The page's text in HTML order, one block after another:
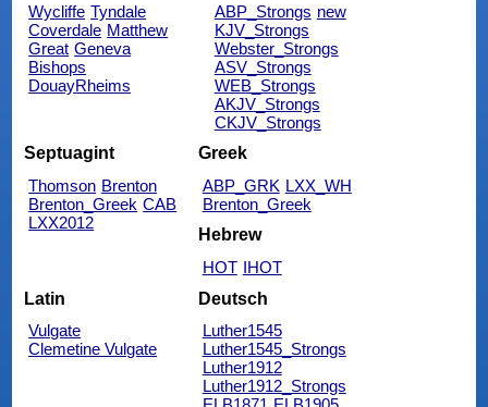
Wycliffe Tyndale
Coverdale Matthew
Great Geneva
Bishops
DouayRheims
ABP_Strongs new
KJV_Strongs
Webster_Strongs
ASV_Strongs
WEB_Strongs
AKJV_Strongs
CKJV_Strongs
Septuagint
Thomson Brenton
Brenton_Greek CAB
LXX2012
Greek
ABP_GRK LXX_WH
Brenton_Greek
Hebrew
HOT IHOT
Latin
Vulgate
Clemetine Vulgate
Deutsch
Luther1545
Luther1545_Strongs
Luther1912
Luther1912_Strongs